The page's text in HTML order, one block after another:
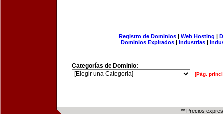
Registro de Dominios| Web Hosting |
Dominios Expirados | Industrias |
Categorías de Dominio:
[Pág.
** Precios